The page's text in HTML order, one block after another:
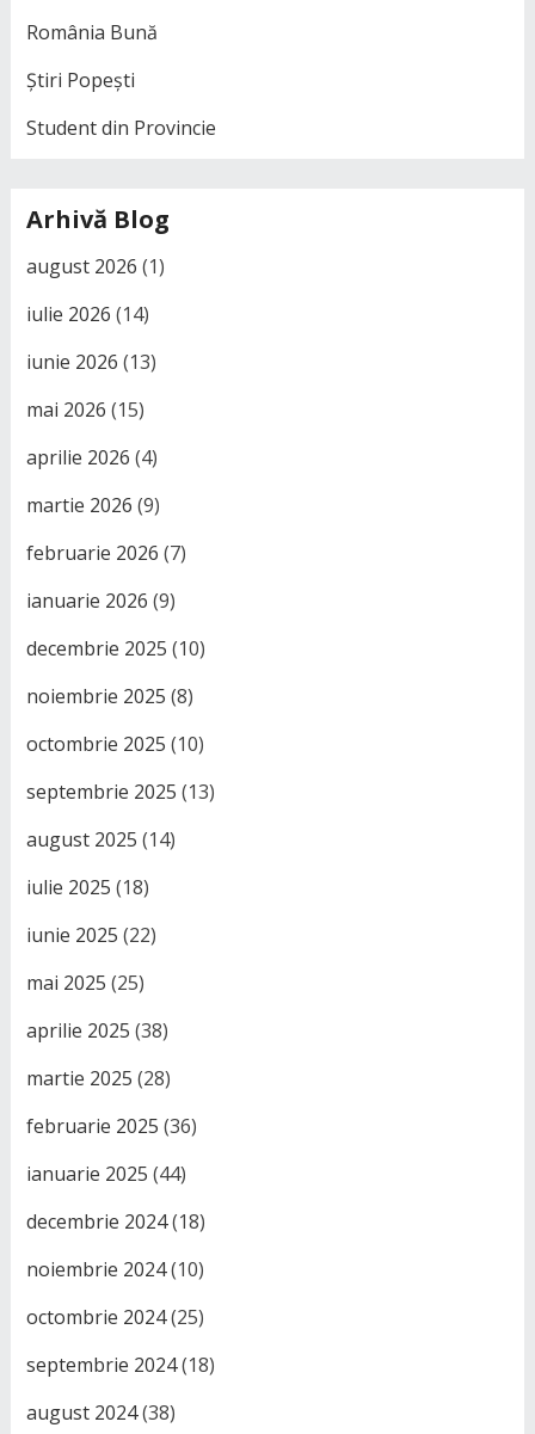
România Bună
Știri Popești
Student din Provincie
Arhivă Blog
august 2026 (1)
iulie 2026 (14)
iunie 2026 (13)
mai 2026 (15)
aprilie 2026 (4)
martie 2026 (9)
februarie 2026 (7)
ianuarie 2026 (9)
decembrie 2025 (10)
noiembrie 2025 (8)
octombrie 2025 (10)
septembrie 2025 (13)
august 2025 (14)
iulie 2025 (18)
iunie 2025 (22)
mai 2025 (25)
aprilie 2025 (38)
martie 2025 (28)
februarie 2025 (36)
ianuarie 2025 (44)
decembrie 2024(18)
noiembrie 2024(10)
octombrie 2024(25)
septembrie 2024(18)
august 2024(38)